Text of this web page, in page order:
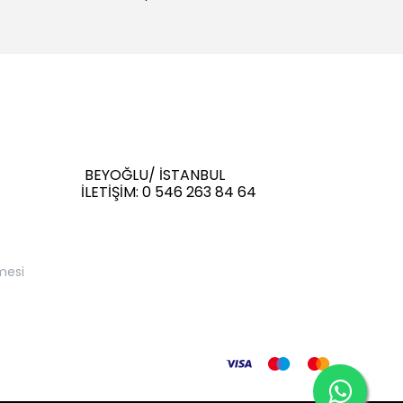
BEYOĞLU/ İSTANBUL
İLETİŞİM: 0 546 263 84 64